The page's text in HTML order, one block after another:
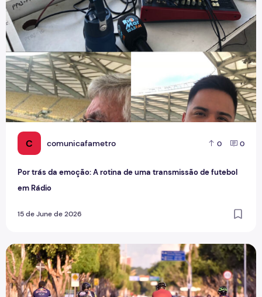
C comunicafametro 0 0
Por trás da emoção: A rotina de uma transmissão de futebol
em Rádio
15 de June de 2026
Esporte verde e mobilidade ativa, pedalando por um futuro